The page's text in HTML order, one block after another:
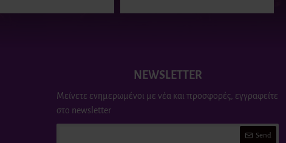
NEWSLETTER
Μείνετε ενημερωμένοι με νέα και προσφορές, εγγραφείτε
στο newsletter
Send